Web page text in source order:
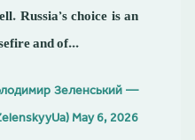
Russia’s choice is an
and of...
Зеленський
May 6, 2026